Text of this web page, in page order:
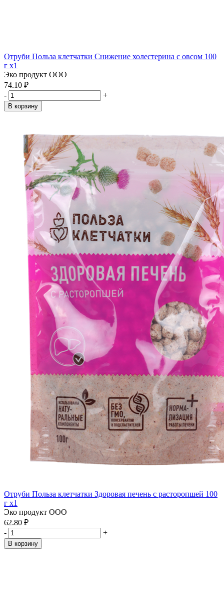
Отруби Польза клетчатки Снижение холестерина с овсом 100
г x1
Эко продукт ООО
74.10 ₽
-
+
В корзину
Отруби Польза клетчатки Здоровая печень с расторопшей 100
г x1
Эко продукт ООО
62.80 ₽
-
+
В корзину